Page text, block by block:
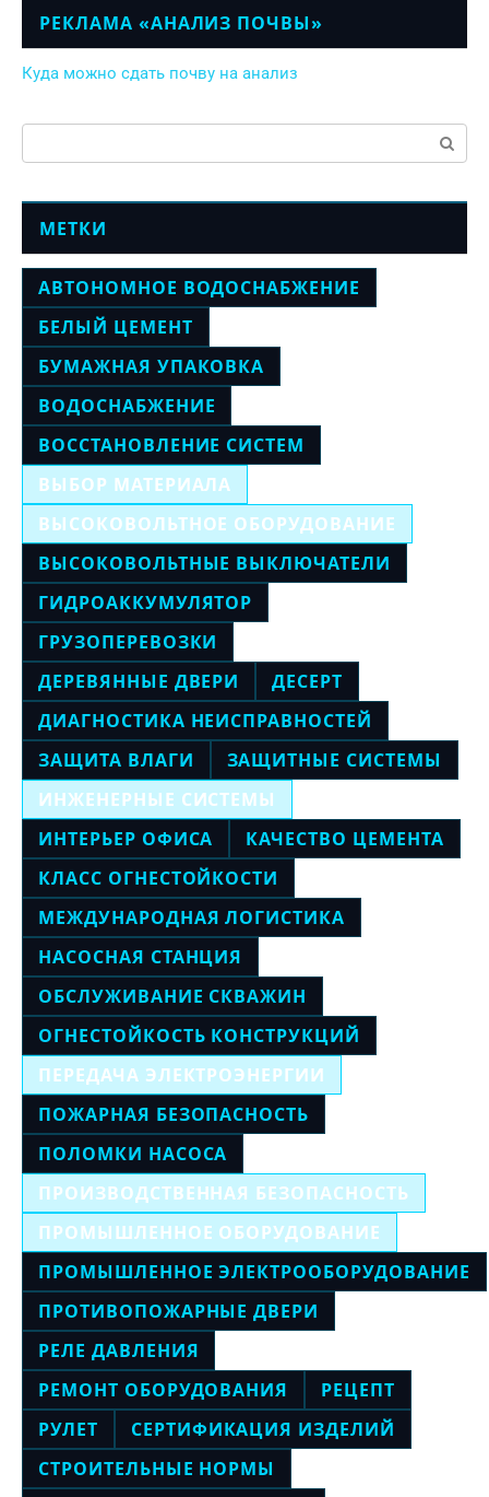
РЕКЛАМА «АНАЛИЗ ПОЧВЫ»
Куда можно сдать почву на анализ
Поиск:
МЕТКИ
АВТОНОМНОЕ ВОДОСНАБЖЕНИЕ
БЕЛЫЙ ЦЕМЕНТ
БУМАЖНАЯ УПАКОВКА
ВОДОСНАБЖЕНИЕ
ВОССТАНОВЛЕНИЕ СИСТЕМ
ВЫБОР МАТЕРИАЛА
ВЫСОКОВОЛЬТНОЕ ОБОРУДОВАНИЕ
ВЫСОКОВОЛЬТНЫЕ ВЫКЛЮЧАТЕЛИ
ГИДРОАККУМУЛЯТОР
ГРУЗОПЕРЕВОЗКИ
ДЕРЕВЯННЫЕ ДВЕРИ
ДЕСЕРТ
ДИАГНОСТИКА НЕИСПРАВНОСТЕЙ
ЗАЩИТА ВЛАГИ
ЗАЩИТНЫЕ СИСТЕМЫ
ИНЖЕНЕРНЫЕ СИСТЕМЫ
ИНТЕРЬЕР ОФИСА
КАЧЕСТВО ЦЕМЕНТА
КЛАСС ОГНЕСТОЙКОСТИ
МЕЖДУНАРОДНАЯ ЛОГИСТИКА
НАСОСНАЯ СТАНЦИЯ
ОБСЛУЖИВАНИЕ СКВАЖИН
ОГНЕСТОЙКОСТЬ КОНСТРУКЦИЙ
ПЕРЕДАЧА ЭЛЕКТРОЭНЕРГИИ
ПОЖАРНАЯ БЕЗОПАСНОСТЬ
ПОЛОМКИ НАСОСА
ПРОИЗВОДСТВЕННАЯ БЕЗОПАСНОСТЬ
ПРОМЫШЛЕННОЕ ОБОРУДОВАНИЕ
ПРОМЫШЛЕННОЕ ЭЛЕКТРООБОРУДОВАНИЕ
ПРОТИВОПОЖАРНЫЕ ДВЕРИ
РЕЛЕ ДАВЛЕНИЯ
РЕМОНТ ОБОРУДОВАНИЯ
РЕЦЕПТ
РУЛЕТ
СЕРТИФИКАЦИЯ ИЗДЕЛИЙ
СТРОИТЕЛЬНЫЕ НОРМЫ